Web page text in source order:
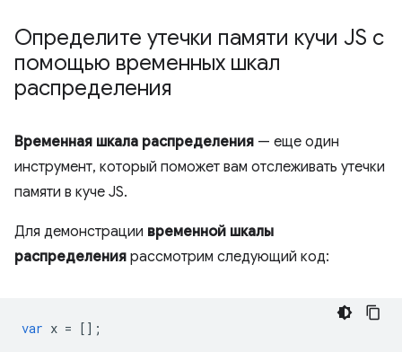
Определите утечки памяти кучи JS с
помощью временных шкал
распределения
Временная шкала распределения — еще один
инструмент, который поможет вам отслеживать утечки
памяти в куче JS.
Для демонстрации временной шкалы
распределения рассмотрим следующий код:
var x = [];